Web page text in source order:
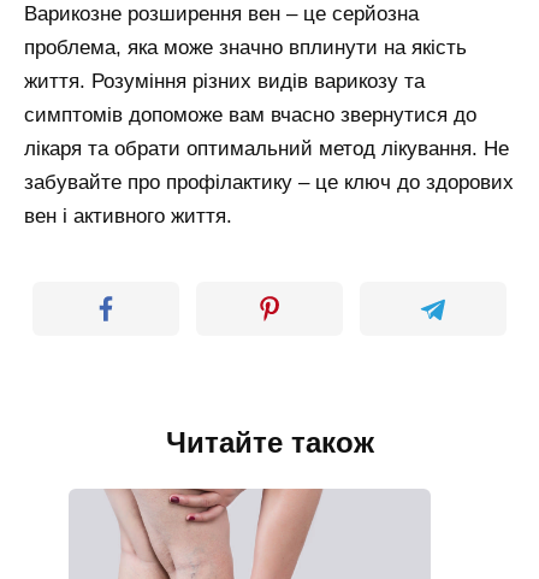
Варикозне розширення вен – це серйозна
проблема, яка може значно вплинути на якість
життя. Розуміння різних видів варикозу та
симптомів допоможе вам вчасно звернутися до
лікаря та обрати оптимальний метод лікування. Не
забувайте про профілактику – це ключ до здорових
вен і активного життя.
Читайте також